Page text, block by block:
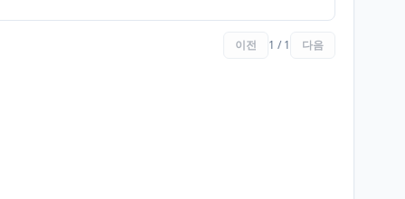
이전 1 / 1 다음